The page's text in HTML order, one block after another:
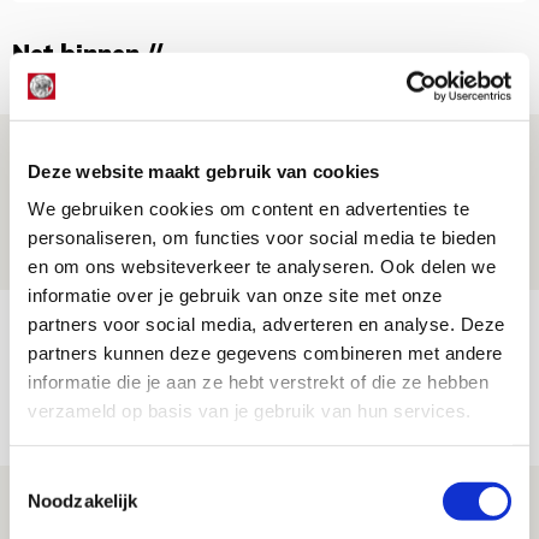
Deze website maakt gebruik van cookies
We gebruiken cookies om content en advertenties te
personaliseren, om functies voor social media te bieden
en om ons websiteverkeer te analyseren. Ook delen we
informatie over je gebruik van onze site met onze
partners voor social media, adverteren en analyse. Deze
partners kunnen deze gegevens combineren met andere
informatie die je aan ze hebt verstrekt of die ze hebben
verzameld op basis van je gebruik van hun services.
Noodzakelijk
Net binnen //
Zwolle - Ajax
Míchels elf: met welke formatie begin
jij aan nieuw eredivisieseizoen?
Spelen bij Jong Ajax of Ajax 1? Dat